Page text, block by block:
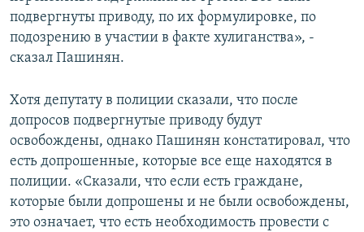
подвергнуты приводу, по их формулировке, по
подозрению в участии в факте хулиганства», -
сказал Пашинян.
Хотя депутату в полиции сказали, что после
допросов подвергнутые приводу будут
освобождены, однако Пашинян констатировал, что
есть допрошенные, которые все еще находятся в
полиции. «Сказали, что если есть граждане,
которые были допрошены и не были освобождены,
это означает, что есть необходимость провести с